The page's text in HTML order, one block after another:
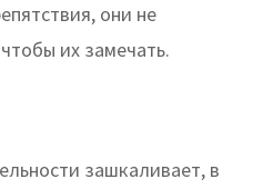
они не
их замечать.
зашкаливает, в